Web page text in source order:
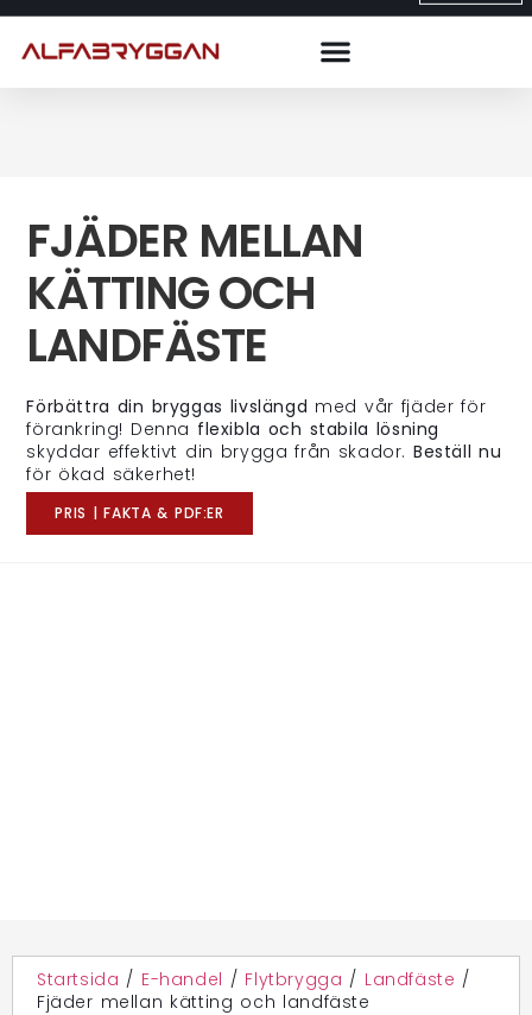
FJÄDER MELLAN
KÄTTING OCH
LANDFÄSTE
Förbättra din bryggas livslängd med vår fjäder för
förankring! Denna flexibla och stabila lösning
skyddar effektivt din brygga från skador. Beställ nu
för ökad säkerhet!
PRIS | FAKTA & PDF:ER
Startsida / E-handel / Flytbrygga / Landfäste /
Fjäder mellan kätting och landfäste